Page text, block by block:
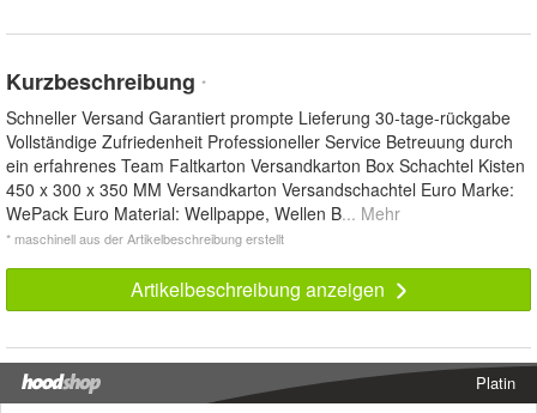
Kurzbeschreibung *
Schneller Versand Garantiert prompte Lieferung 30-tage-rückgabe
Vollständige Zufriedenheit Professioneller Service Betreuung durch
ein erfahrenes Team Faltkarton Versandkarton Box Schachtel Kisten
450 x 300 x 350 MM Versandkarton Versandschachtel Euro Marke:
WePack Euro Material: Wellpappe, Wellen B... Mehr
* maschinell aus der Artikelbeschreibung erstellt
Artikelbeschreibung anzeigen
Platin